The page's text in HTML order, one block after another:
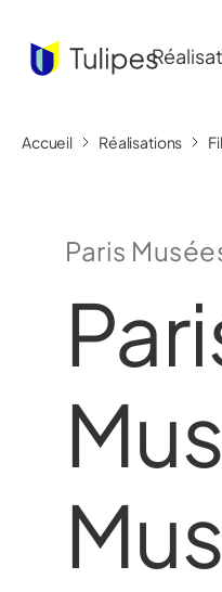
Accueil Réalisations
Paris